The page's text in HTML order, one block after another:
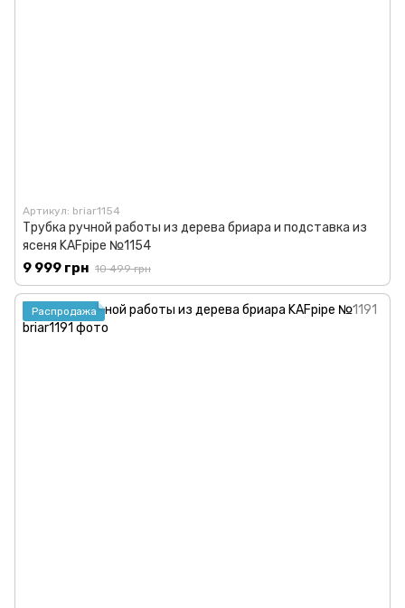
Артикул: briar1154
Трубка ручной работы из дерева бриара и подставка из
ясеня KAFpipe №1154
9 999 грн 10 499 грн
Распродажа